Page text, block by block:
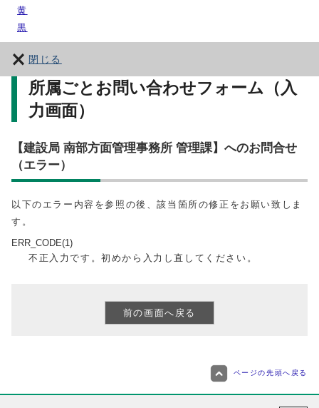
黄
黒
閉じる
所属ごとお問い合わせフォーム（入
力画面）
【建設局 南部方面管理事務所 管理課】へのお問合せ
（エラー）
以下のエラー内容を参照の後、該当箇所の修正をお願い致しま
す。
ERR_CODE(1)
不正入力です。初めから入力し直してください。
ページの先頭へ戻る